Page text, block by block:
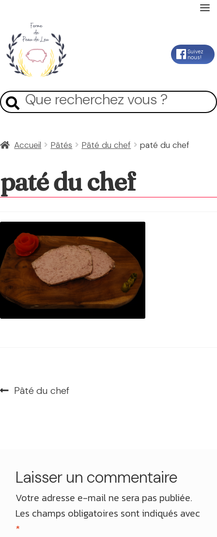
Aller
navigation
Aller
Suivez
nous!
Mon Compte
Recherche
pour :
Recherche
Accueil Pâtés Pâté du chef paté du chef
paté du chef
Navigation
Article
Pâté du chef
Laisser un commentaire
Votre adresse e-mail ne sera pas publiée.
Les champs obligatoires sont indiqués avec
*